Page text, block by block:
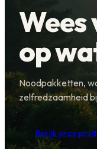
op
Noodpakketten,
zelfredzaamheid
Bekijk onze